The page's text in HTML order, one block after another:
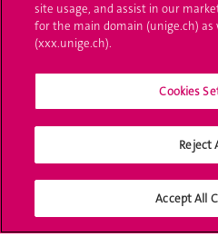
Médias
Offres d'emploi
Calendrier académique
Médias sociaux UNIGE
site usage, and assist in our
for the main domain (unige.ch) as
(xxx.unige.ch).
Cookies
Reject
Accept All